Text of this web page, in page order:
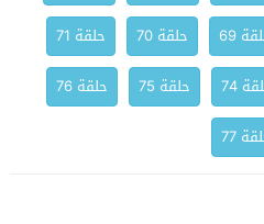
69 حلقة 70
حلقة 71
74 حلقة 75
حلقة 76
77